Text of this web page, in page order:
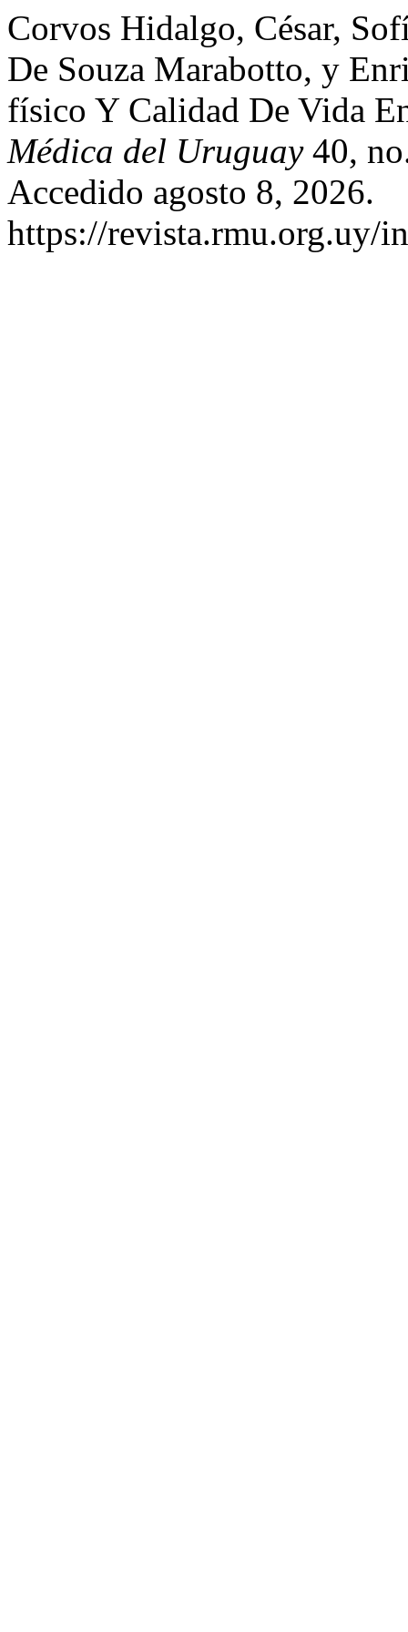
Corvos Hidalgo, César,
De Souza Marabotto, y
físico Y Calidad De Vida
Médica del Uruguay40,
Accedido agosto 8, 2026.
https://revista.rmu.org.uy/